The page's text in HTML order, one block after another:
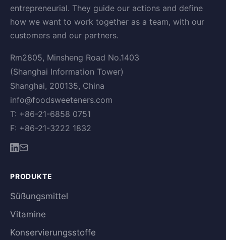
entrepreneurial. They guide our actions and define
how we want to work together as a team, with our
customers and our partners.
Rm2805, Minsheng Road No.1403
(Shanghai Information Tower)
Shanghai, 200135, China
info@foodsweeteners.com
T: +86-21-6858 0751
F: +86-21-3222 1832
PRODUKTE
Süßungsmittel
Vitamine
Konservierungsstoffe